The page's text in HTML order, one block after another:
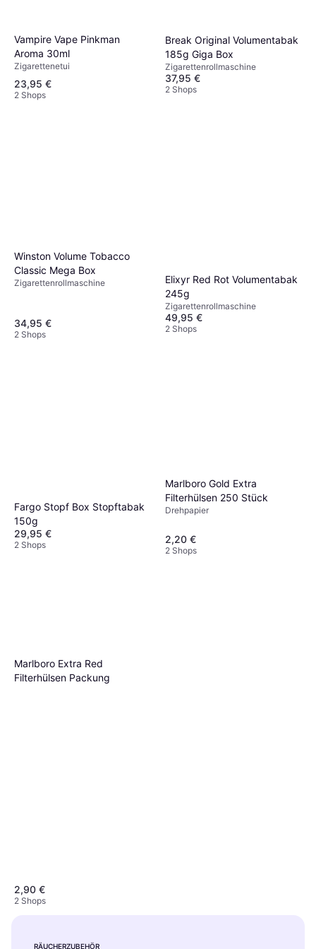
Vampire Vape Pinkman
Aroma 30ml
Zigarettenetui
23,95 €
2 Shops
Break Original Volumentabak
185g Giga Box
Zigarettenrollmaschine
37,95 €
2 Shops
Winston Volume Tobacco
Classic Mega Box
Zigarettenrollmaschine
34,95 €
2 Shops
Elixyr Red Rot Volumentabak
245g
Zigarettenrollmaschine
49,95 €
2 Shops
Fargo Stopf Box Stopftabak
150g
29,95 €
2 Shops
Marlboro Gold Extra
Filterhülsen 250 Stück
Drehpapier
2,20 €
2 Shops
Marlboro Extra Red
Filterhülsen Packung
2,90 €
2 Shops
RÄUCHERZUBEHÖR